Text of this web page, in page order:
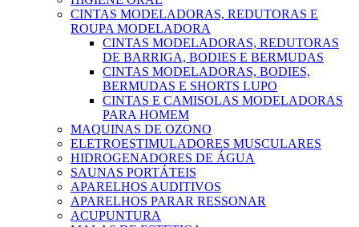
CINTAS MODELADORAS, REDUTORAS E
ROUPA MODELADORA
CINTAS MODELADORAS, REDUTORAS
DE BARRIGA, BODIES E BERMUDAS
CINTAS MODELADORAS, BODIES,
BERMUDAS E SHORTS LUPO
CINTAS E CAMISOLAS MODELADORAS
PARA HOMEM
MAQUINAS DE OZONO
ELETROESTIMULADORES MUSCULARES
HIDROGENADORES DE ÁGUA
SAUNAS PORTÁTEIS
APARELHOS AUDITIVOS
APARELHOS PARAR RESSONAR
ACUPUNTURA